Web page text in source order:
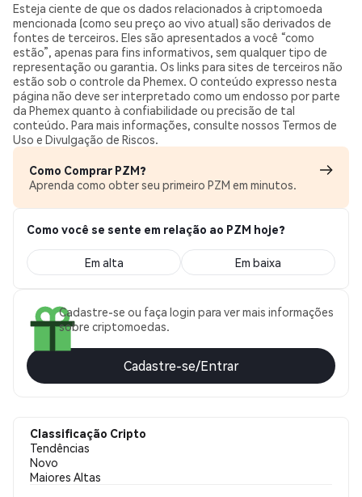
Esteja ciente de que os dados relacionados à criptomoeda
mencionada (como seu preço ao vivo atual) são derivados de
fontes de terceiros. Eles são apresentados a você “como
estão”, apenas para fins informativos, sem qualquer tipo de
representação ou garantia. Os links para sites de terceiros não
estão sob o controle da Phemex. O conteúdo expresso nesta
página não deve ser interpretado como um endosso por parte
da Phemex quanto à confiabilidade ou precisão de tal
conteúdo. Para mais informações, consulte nossos Termos de
Uso e Divulgação de Riscos.
Como Comprar PZM?
Aprenda como obter seu primeiro PZM em minutos.
Como você se sente em relação ao PZM hoje?
Em alta Em baixa
Cadastre-se ou faça login para ver mais informações
sobre criptomoedas.
Cadastre-se/Entrar
Classificação Cripto
Tendências
Novo
Maiores Altas